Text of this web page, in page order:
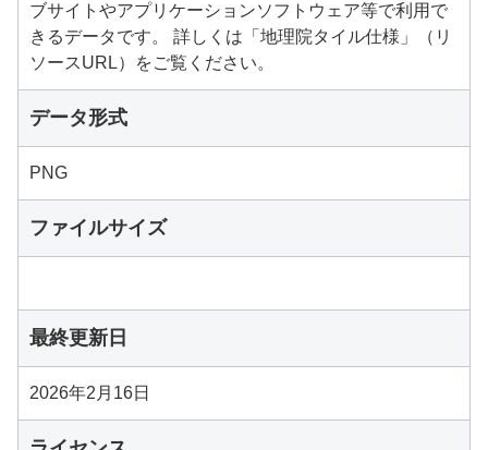
ブサイトやアプリケーションソフトウェア等で利用で
きるデータです。 詳しくは「地理院タイル仕様」（リ
ソースURL）をご覧ください。
データ形式
PNG
ファイルサイズ
最終更新日
2026年2月16日